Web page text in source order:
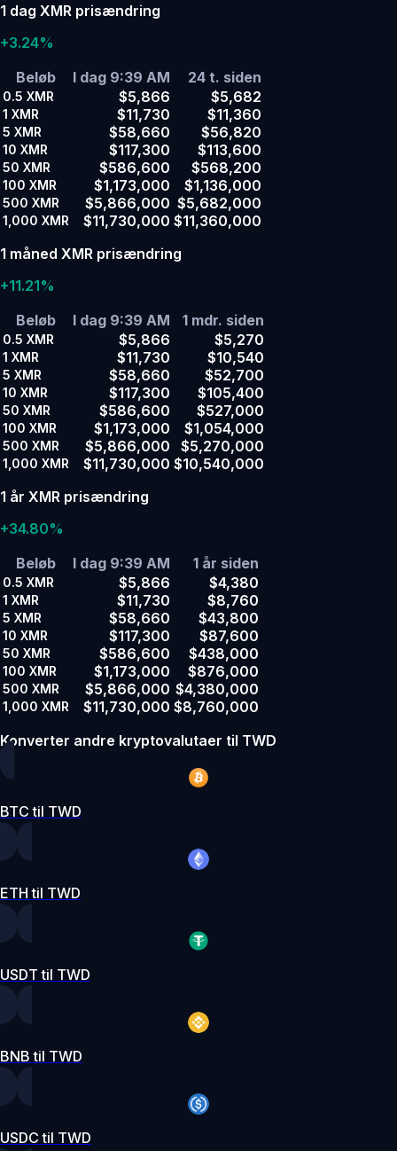
1 dag XMR prisændring
+3.24%
Beløb
I dag 9:39 AM 24 t. siden
0.5 XMR $5,866 $5,682
1 XMR $11,730 $11,360
5 XMR $58,660 $56,820
10 XMR $117,300 $113,600
50 XMR $586,600 $568,200
100 XMR $1,173,000 $1,136,000
500 XMR $5,866,000 $5,682,000
1,000 XMR $11,730,000 $11,360,000
1 måned XMR prisændring
+11.21%
Beløb
I dag 9:39 AM 1 mdr. siden
0.5 XMR $5,866 $5,270
1 XMR $11,730 $10,540
5 XMR $58,660 $52,700
10 XMR $117,300 $105,400
50 XMR $586,600 $527,000
100 XMR $1,173,000 $1,054,000
500 XMR $5,866,000 $5,270,000
1,000 XMR $11,730,000 $10,540,000
1 år XMR prisændring
+34.80%
Beløb
I dag 9:39 AM 1 år siden
0.5 XMR $5,866 $4,380
1 XMR $11,730 $8,760
5 XMR $58,660 $43,800
10 XMR $117,300 $87,600
50 XMR $586,600 $438,000
100 XMR $1,173,000 $876,000
500 XMR $5,866,000 $4,380,000
1,000 XMR $11,730,000 $8,760,000
Konverter andre kryptovalutaer til TWD
BTC til TWD
ETH til TWD
USDT til TWD
BNB til TWD
USDC til TWD